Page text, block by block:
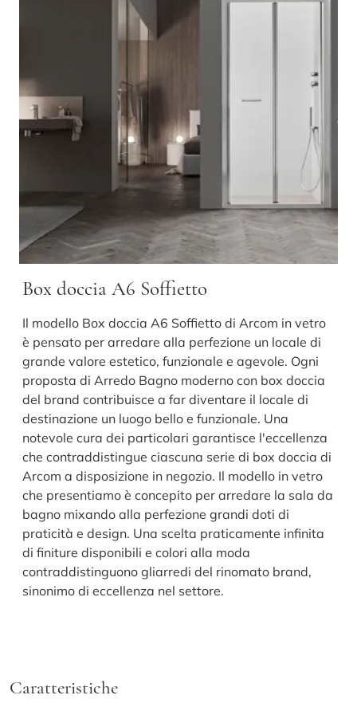
Box doccia A6 Soffietto
Il modello Box doccia A6 Soffietto di Arcom in vetro
è pensato per arredare alla perfezione un locale di
grande valore estetico, funzionale e agevole. Ogni
proposta di Arredo Bagno moderno con box doccia
del brand contribuisce a far diventare il locale di
destinazione un luogo bello e funzionale. Una
notevole cura dei particolari garantisce l'eccellenza
che contraddistingue ciascuna serie di box doccia di
Arcom a disposizione in negozio. Il modello in vetro
che presentiamo è concepito per arredare la sala da
bagno mixando alla perfezione grandi doti di
praticità e design. Una scelta praticamente infinita
di finiture disponibili e colori alla moda
contraddistinguono gliarredi del rinomato brand,
sinonimo di eccellenza nel settore.
Caratteristiche